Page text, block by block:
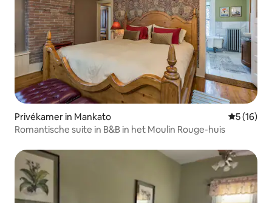
Privékamer in Mankato
5 (16)
Romantische suite in B&B in het Moulin Rouge-huis